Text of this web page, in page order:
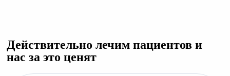
Действительно лечим пациентов и
нас за это ценят